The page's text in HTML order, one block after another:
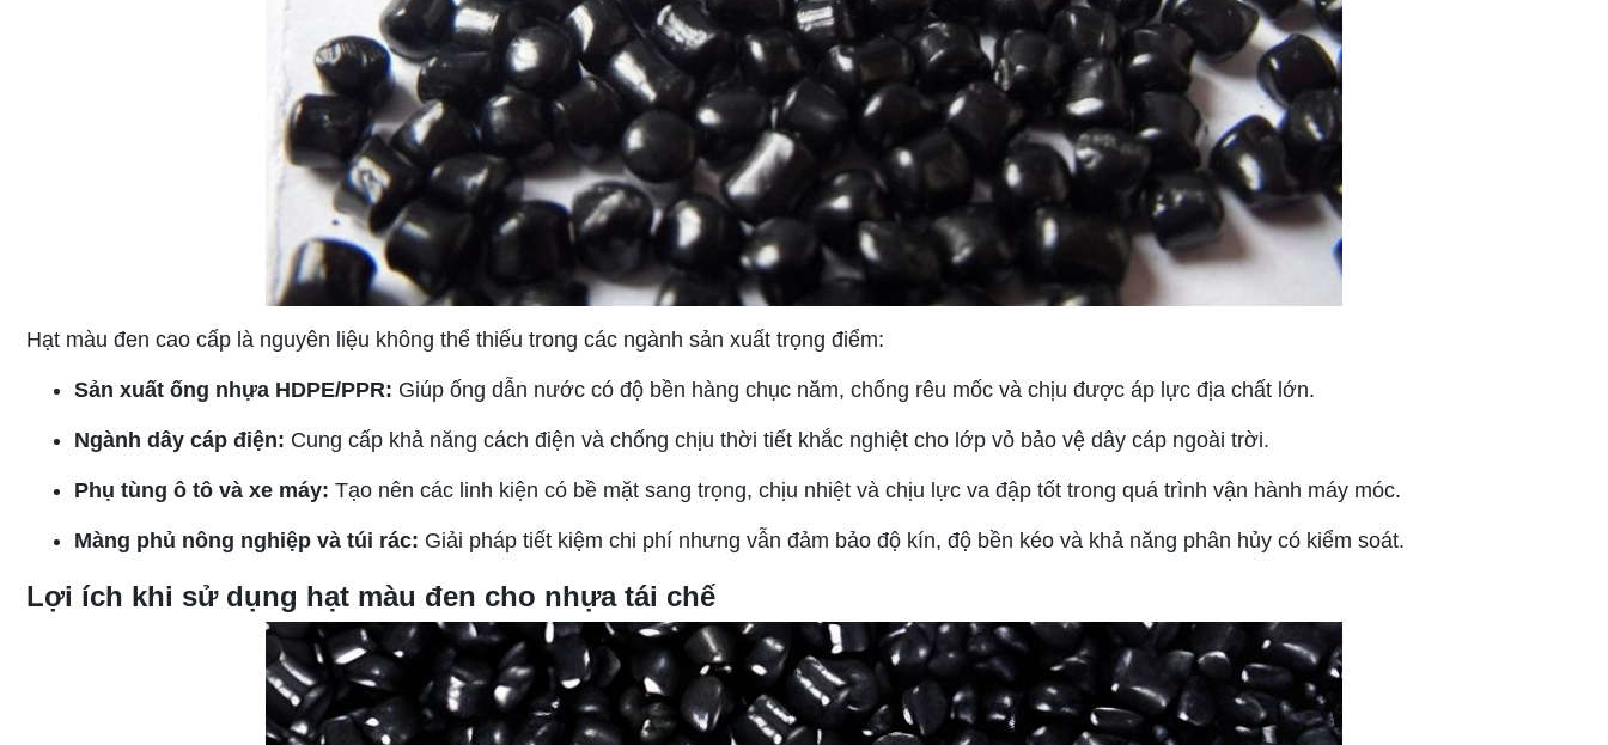
Hạt màu đen cao cấp là nguyên liệu không thể thiếu trong các ngành sản xuất trọng điểm:
Sản xuất ống nhựa HDPE/PPR: Giúp ống dẫn nước có độ bền hàng chục năm, chống rêu mốc và chịu được áp lực địa chất lớn.
Ngành dây cáp điện: Cung cấp khả năng cách điện và chống chịu thời tiết khắc nghiệt cho lớp vỏ bảo vệ dây cáp ngoài trời.
Phụ tùng ô tô và xe máy: Tạo nên các linh kiện có bề mặt sang trọng, chịu nhiệt và chịu lực va đập tốt trong quá trình vận hành máy móc.
Màng phủ nông nghiệp và túi rác: Giải pháp tiết kiệm chi phí nhưng vẫn đảm bảo độ kín, độ bền kéo và khả năng phân hủy có kiểm soát.
Lợi ích khi sử dụng hạt màu đen cho nhựa tái chế